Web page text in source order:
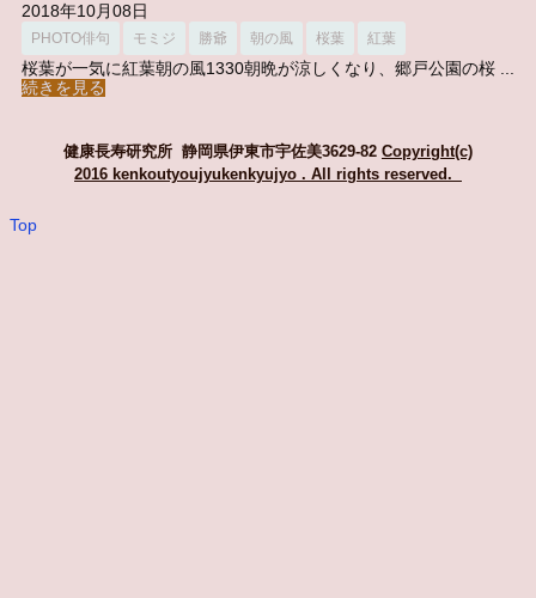
2018年10月08日
PHOTO俳句 モミジ 勝爺 朝の風 桜葉 紅葉
桜葉が一気に紅葉朝の風1330朝晩が涼しくなり、郷戸公園の桜 ...
続きを見る
健康長寿研究所 静岡県伊東市宇佐美3629-82 Copyright(c)
2016 kenkoutyoujyukenkyujyo . All rights reserved.
Top